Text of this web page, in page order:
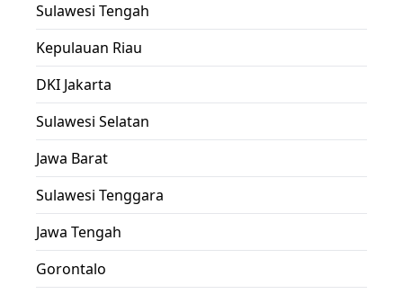
Sulawesi Tengah
Kepulauan Riau
DKI Jakarta
Sulawesi Selatan
Jawa Barat
Sulawesi Tenggara
Jawa Tengah
Gorontalo